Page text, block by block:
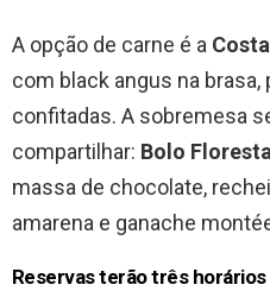
A opção de carne é a
com black angus na
confitadas. A sobremesa
compartilhar: Bolo
massa de chocolate,
amarena e ganache
Reservas terão três horários